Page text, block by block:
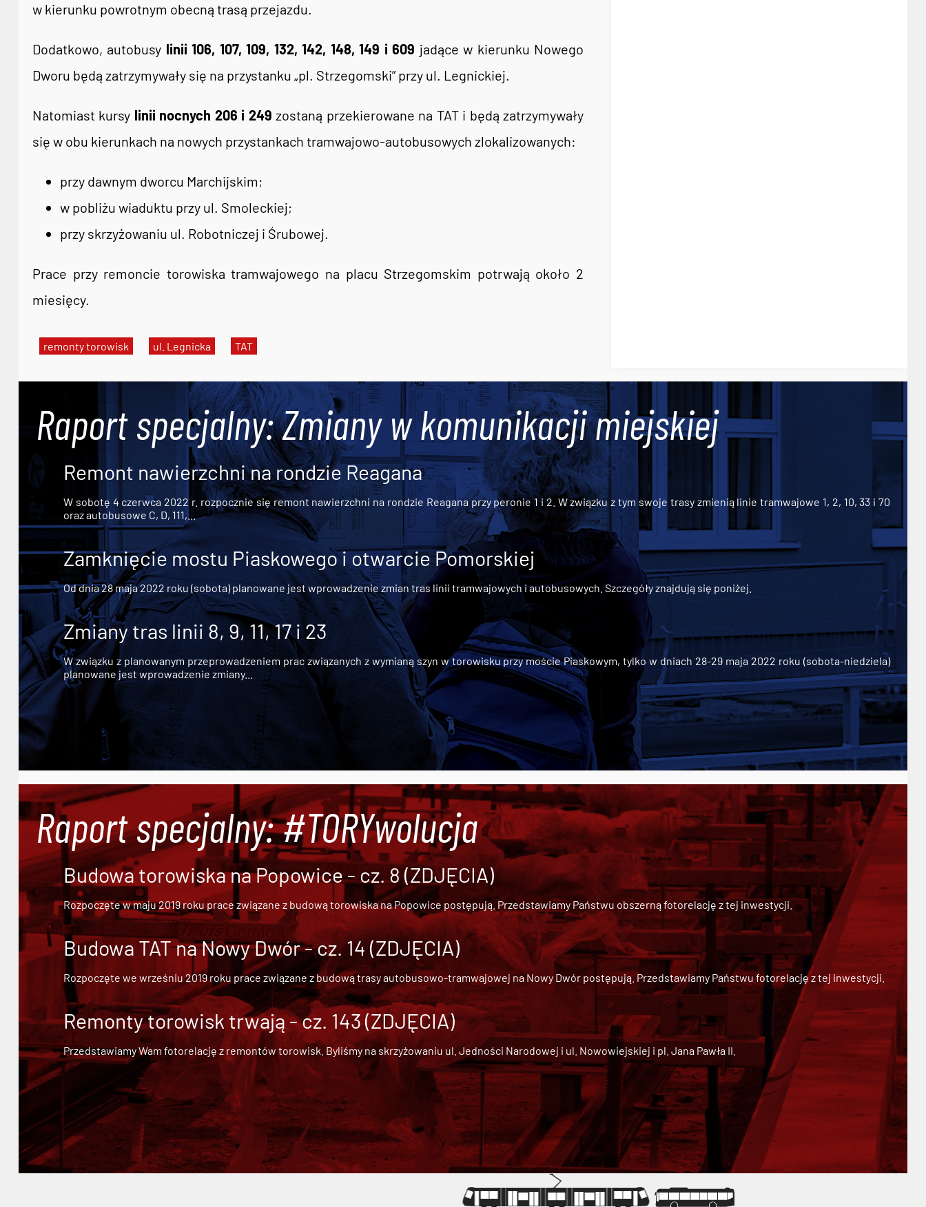
remonty torowisk ul. Legnicka TAT
w kierunku powrotnym obecną trasą przejazdu.
Dodatkowo, autobusy linii 106, 107, 109, 132, 142, 148, 149 i 609 jadące w kierunku Nowego
Dworu będą zatrzymywały się na przystanku „pl. Strzegomski” przy ul. Legnickiej.
Natomiast kursy linii nocnych 206 i 249 zostaną przekierowane na TAT i będą zatrzymywały
się w obu kierunkach na nowych przystankach tramwajowo-autobusowych zlokalizowanych:
przy dawnym dworcu Marchijskim;
w pobliżu wiaduktu przy ul. Smoleckiej;
przy skrzyżowaniu ul. Robotniczej i Śrubowej.
Prace przy remoncie torowiska tramwajowego na placu Strzegomskim potrwają około 2
miesięcy.
Raport specjalny: Zmiany w komunikacji miejskiej
Remont nawierzchni na rondzie Reagana
W sobotę 4 czerwca 2022 r. rozpocznie się remont nawierzchni na rondzie Reagana przy peronie 1 i 2. W związku z tym swoje trasy zmienią linie tramwajowe 1, 2, 10, 33 i 70
oraz autobusowe C, D, 111,...
Zamknięcie mostu Piaskowego i otwarcie Pomorskiej
Od dnia 28 maja 2022 roku (sobota) planowane jest wprowadzenie zmian tras linii tramwajowych i autobusowych. Szczegóły znajdują się poniżej.
Zmiany tras linii 8, 9, 11, 17 i 23
W związku z planowanym przeprowadzeniem prac związanych z wymianą szyn w torowisku przy moście Piaskowym, tylko w dniach 28-29 maja 2022 roku (sobota-niedziela)
planowane jest wprowadzenie zmiany...
Raport specjalny: #TORYwolucja
Budowa torowiska na Popowice - cz. 8 (ZDJĘCIA)
Rozpoczęte w maju 2019 roku prace związane z budową torowiska na Popowice postępują. Przedstawiamy Państwu obszerną fotorelację z tej inwestycji.
Budowa TAT na Nowy Dwór - cz. 14 (ZDJĘCIA)
Rozpoczęte we wrześniu 2019 roku prace związane zbudową trasy autobusowo-tramwajowej na Nowy Dwórpostępują. Przedstawiamy Państwu fotorelację z tej inwestycji.
Remonty torowisk trwają - cz. 143 (ZDJĘCIA)
Przedstawiamy Wam fotorelację z remontów torowisk. Byliśmy na skrzyżowaniu ul. Jedności Narodowej i ul. Nowowiejskiej i pl. Jana Pawła II.